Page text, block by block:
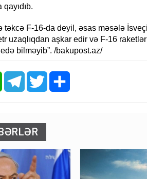
təkcə F-16-da deyil, əsas məsələ
uzaqlıqdan aşkar edir və F-16
bilməyib”. /bakupost.az/
WhatsAppTelegramTwitter